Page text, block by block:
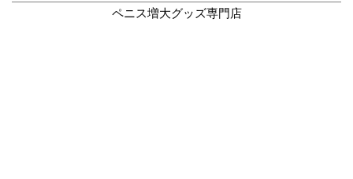
ペニス増大グッズ専門店